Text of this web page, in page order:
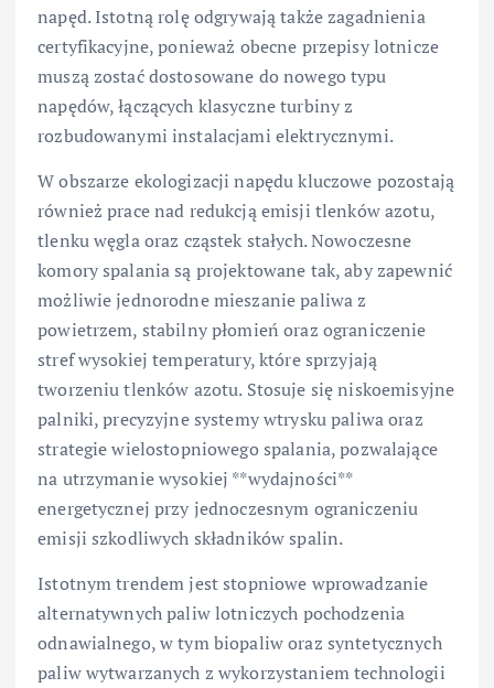
napęd. Istotną rolę odgrywają także zagadnienia
certyfikacyjne, ponieważ obecne przepisy lotnicze
muszą zostać dostosowane do nowego typu
napędów, łączących klasyczne turbiny z
rozbudowanymi instalacjami elektrycznymi.
W obszarze ekologizacji napędu kluczowe pozostają
również prace nad redukcją emisji tlenków azotu,
tlenku węgla oraz cząstek stałych. Nowoczesne
komory spalania są projektowane tak, aby zapewnić
możliwie jednorodne mieszanie paliwa z
powietrzem, stabilny płomień oraz ograniczenie
stref wysokiej temperatury, które sprzyjają
tworzeniu tlenków azotu. Stosuje się niskoemisyjne
palniki, precyzyjne systemy wtrysku paliwa oraz
strategie wielostopniowego spalania, pozwalające
na utrzymanie wysokiej **wydajności**
energetycznej przy jednoczesnym ograniczeniu
emisji szkodliwych składników spalin.
Istotnym trendem jest stopniowe wprowadzanie
alternatywnych paliw lotniczych pochodzenia
odnawialnego, w tym biopaliw oraz syntetycznych
paliw wytwarzanych z wykorzystaniem technologii